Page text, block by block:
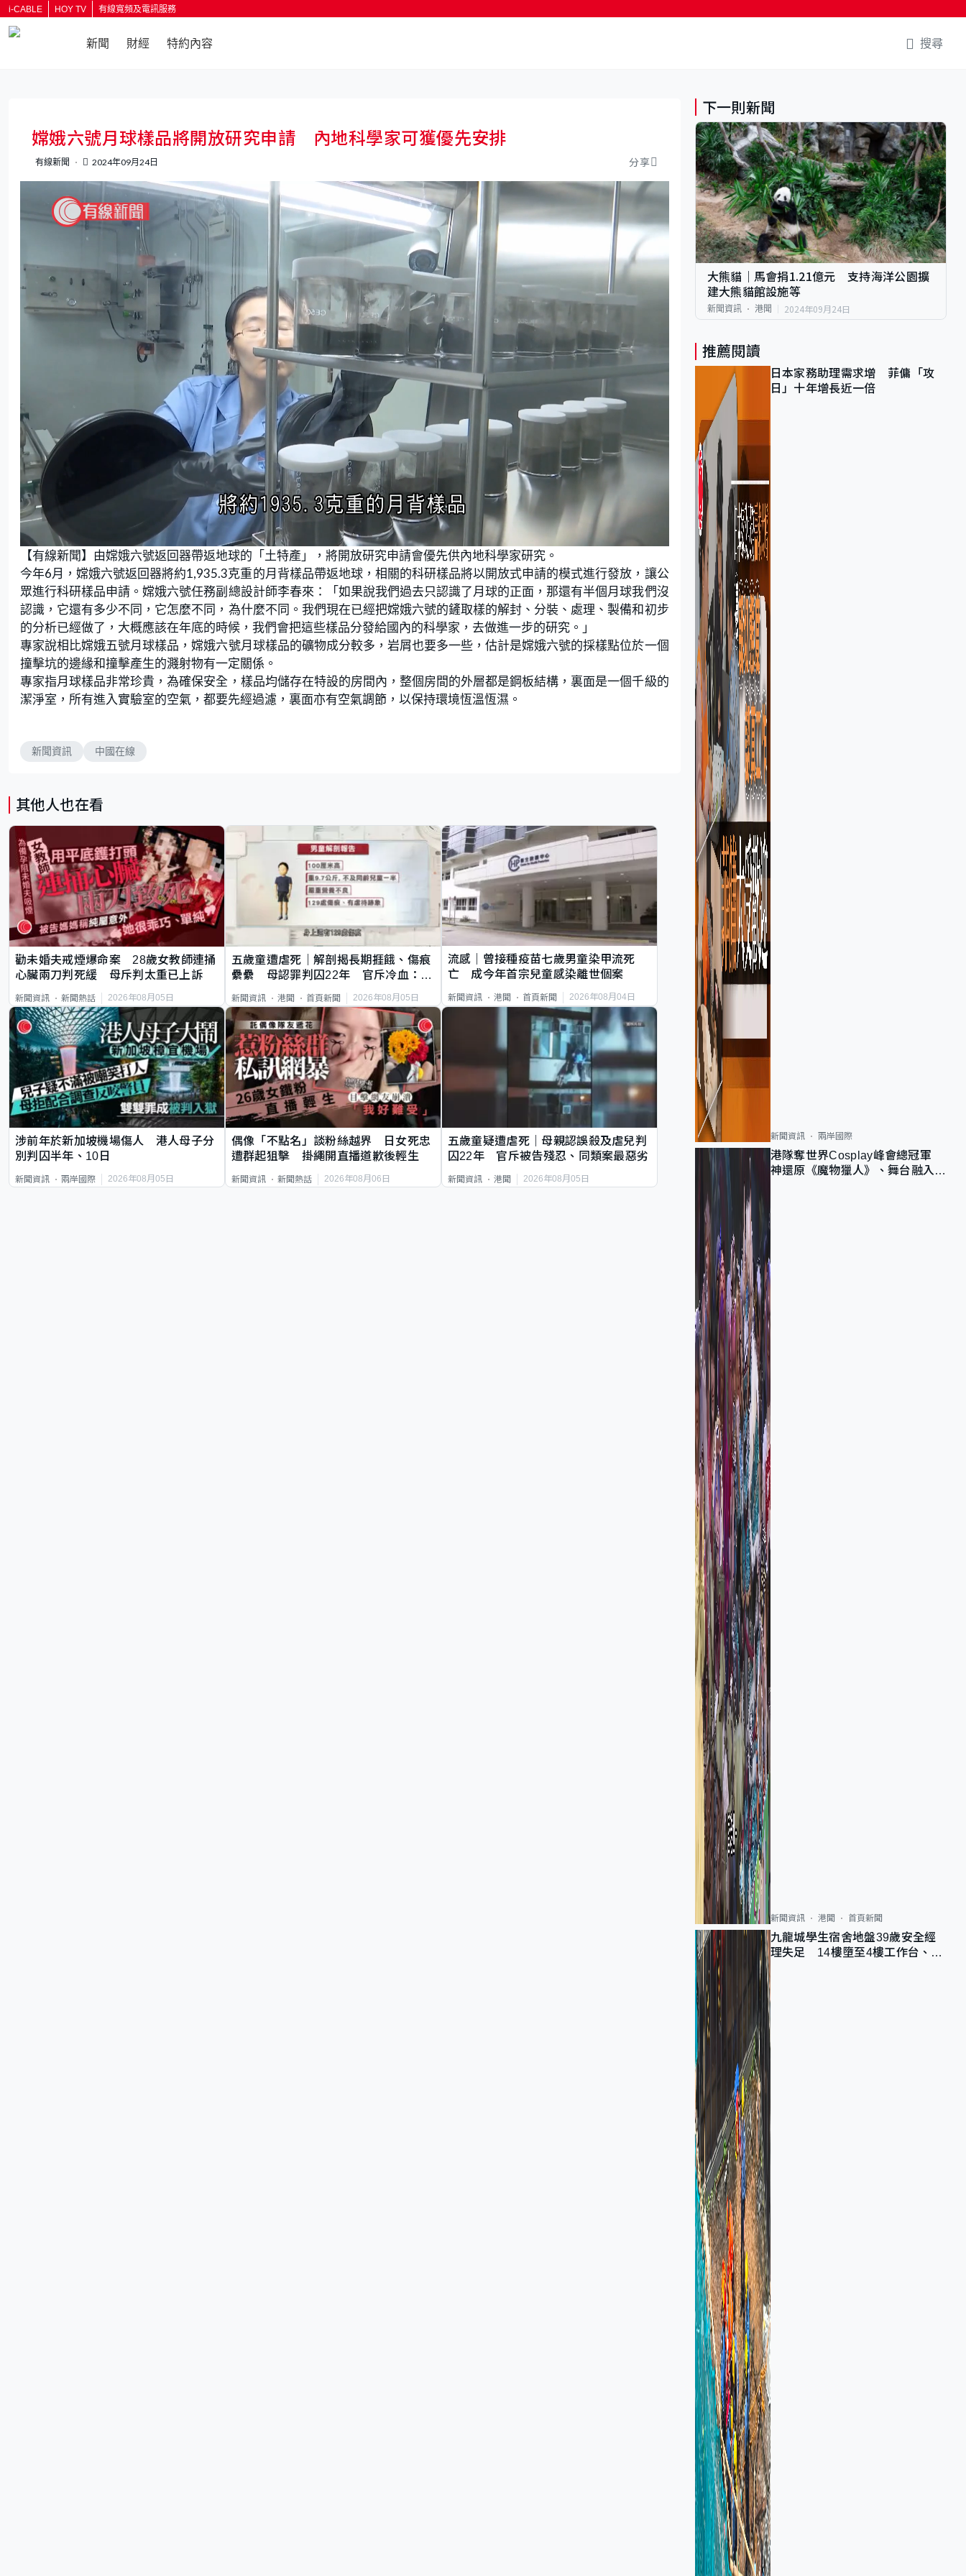
i-CABLE HOY TV 有線寬頻及電訊服務
新聞 財經 特約內容 搜尋
嫦娥六號月球樣品將開放研究申請 內地科學家可獲優先安排
有線新聞 2024年09月24日 分享
U
n
m
u
L
a
d
d
:
2
9
3
5
%
【有線新聞】由嫦娥六號返回器帶返地球的「土特產」，將開放研究申請會優先供內地科學家研究。
今年6月，嫦娥六號返回器將約1,935.3克重的月背樣品帶返地球，相關的科研樣品將以開放式申請的模式進行發放，讓公
眾進行科研樣品申請。嫦娥六號任務副總設計師李春來：「如果說我們過去只認識了月球的正面，那還有半個月球我們沒
認識，它還有多少不同，它怎麼不同，為什麼不同。我們現在已經把嫦娥六號的鏟取樣的解封、分裝、處理、製備和初步
的分析已經做了，大概應該在年底的時候，我們會把這些樣品分發給國內的科學家，去做進一步的研究。」
專家說相比嫦娥五號月球樣品，嫦娥六號月球樣品的礦物成分較多，岩屑也要多一些，估計是嫦娥六號的採樣點位於一個
撞擊坑的邊緣和撞擊產生的濺射物有一定關係。
專家指月球樣品非常珍貴，為確保安全，樣品均儲存在特設的房間內，整個房間的外層都是鋼板結構，裏面是一個千級的
潔淨室，所有進入實驗室的空氣，都要先經過濾，裏面亦有空氣調節，以保持環境恆溫恆濕。
新聞資訊 中國在線
其他人也在看
勸未婚夫戒煙爆命案 28歲女教師連捅
心臟兩刀判死緩 母斥判太重已上訴
新聞資訊 新聞熱話 2026年08月05日
五歲童遭虐死｜解剖揭長期捱餓、傷痕
纍纍 母認罪判囚22年 官斥冷血：同
新聞資訊 港聞 首頁新聞 2026年08月05日
流感｜曾接種疫苗七歲男童染甲流死
亡 成今年首宗兒童感染離世個案
新聞資訊 港聞 首頁新聞 2026年08月04日
涉前年於新加坡機場傷人 港人母子分
別判囚半年、10日
新聞資訊 兩岸國際 2026年08月05日
偶像「不點名」談粉絲越界 日女死忠
遭群起狙擊 掛繩開直播道歉後輕生
新聞資訊 新聞熱話 2026年08月06日
五歲童疑遭虐死｜母親認誤殺及虐兒判
囚22年 官斥被告殘忍、同類案最惡劣
新聞資訊 港聞 2026年08月05日
下一則新聞
大熊貓｜馬會捐1.21億元 支持海洋公園擴
建大熊貓館設施等
新聞資訊 港聞 2024年09月24日
推薦閱讀
日本家務助理需求增 菲傭「攻
日」十年增長近一倍
新聞資訊 兩岸國際
港隊奪世界Cosplay峰會總冠軍
神還原《魔物獵人》、舞台融入獅
新聞資訊 港聞 首頁新聞
九龍城學生宿舍地盤39歲安全經
理失足 14樓墮至4樓工作台、送